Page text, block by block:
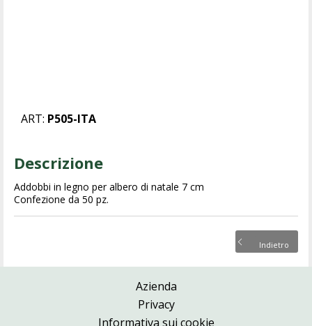
ART: P505-ITA
Descrizione
Addobbi in legno per albero di natale 7 cm
Confezione da 50 pz.
Indietro
Azienda
Privacy
Informativa sui cookie